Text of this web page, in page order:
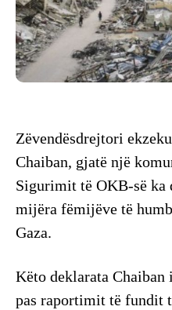
Zëvendësdrejtori
Chaiban, gjatë një
Sigurimit të OKB-së ka
mijëra fëmijëve të
Gaza.
Këto deklarata
pas raportimit të fundit